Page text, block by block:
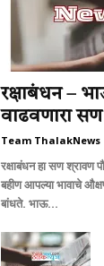
रक्षाबंधन –
वाढवणारा सण
Team ThalakNews
रक्षाबंधन हा सण श्रावण
बहीण आपल्या भावाचे
बांधते. भाऊ...